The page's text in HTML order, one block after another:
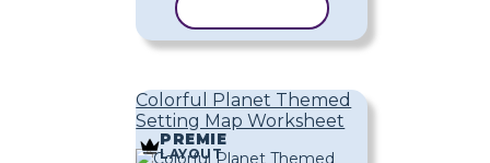
Colorful Planet Themed
Setting Map Worksheet
PREMIE
LAYOUT